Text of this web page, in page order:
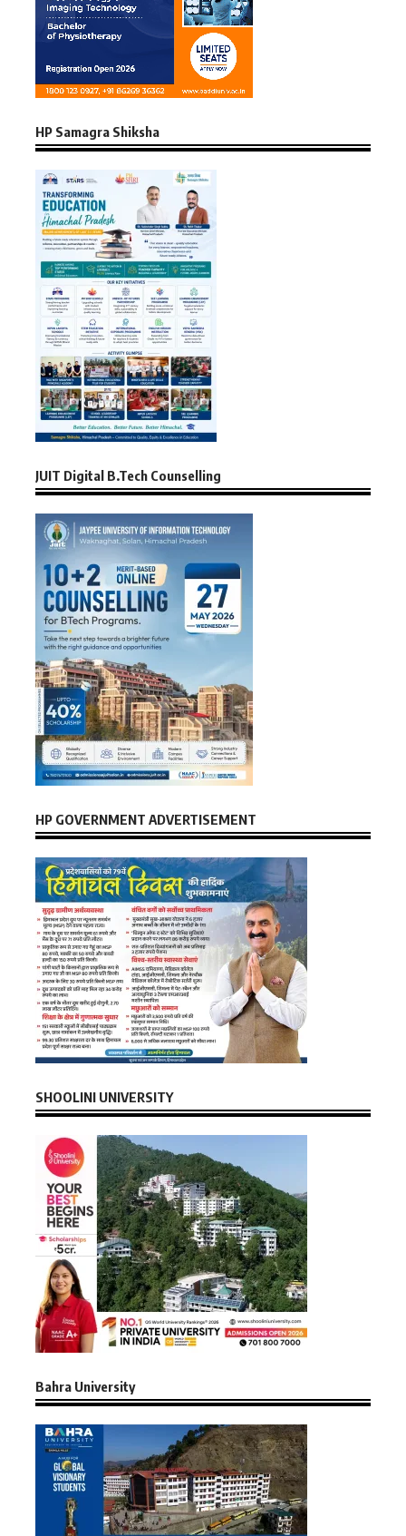
HP Samagra Shiksha
JUIT Digital B.Tech Counselling
HP GOVERNMENT ADVERTISEMENT
SHOOLINI UNIVERSITY
Bahra University